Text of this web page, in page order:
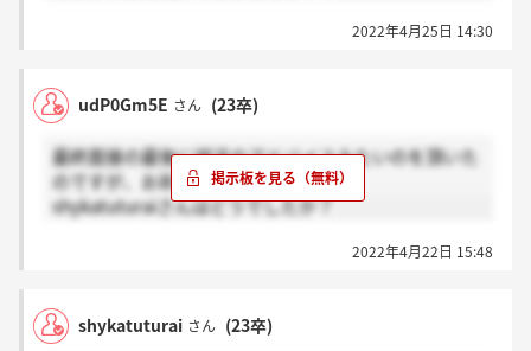
2022年4月25日 14:30
udP0Gm5E さん (23卒)
最終面接の最後に就活のアドバイスみたいのを頂いた
のですが、お祈りフラグですかね？
shykatuturaiさんはどうでしたか？
2022年4月22日 15:48
shykatuturai さん (23卒)